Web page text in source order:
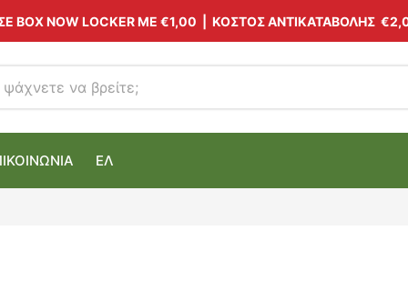
NOW LOCKER ΜΕ €1,00 | ΚΟΣΤΟΣ ΑΝΤΙΚΑΤΑΒΟΛΗΣ
ΕΛ